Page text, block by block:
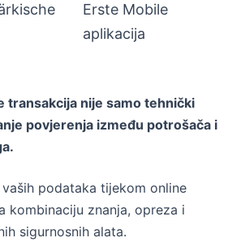
Erste Mobile
aplikacija
transakcija nije samo tehnički
povjerenja između potrošača i
podataka tijekom online
kombinaciju znanja, opreza i
sigurnosnih alata.